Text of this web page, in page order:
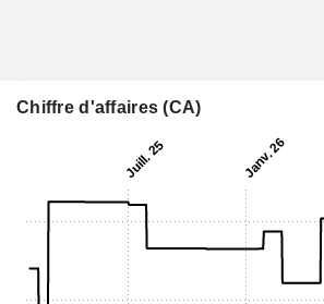
Chiffre d'affaires (CA)